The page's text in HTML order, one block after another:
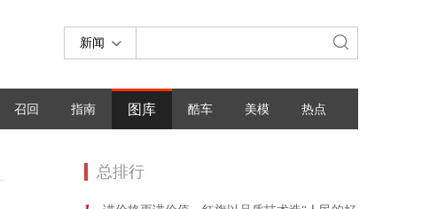
新闻
召回 指南 图库 酷车 美模 热点
总排行